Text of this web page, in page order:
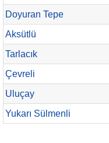
Doyuran Tepe
Aksütlü
Tarlacık
Çevreli
Uluçay
Yukarı Sülmenli